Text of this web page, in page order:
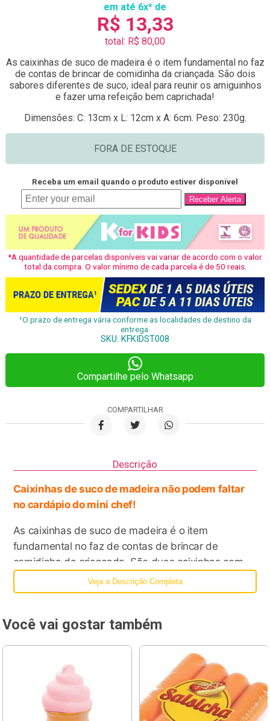
em até 6x* de
R$ 13,33
total: R$ 80,00
As caixinhas de suco de madeira é o item fundamental no faz
de contas de brincar de comidinha da criançada. São dois
sabores diferentes de suco, ideal para reunir os amiguinhos
e fazer uma refeição bem caprichada!
Dimensões: C: 13cm x L: 12cm x A: 6cm. Peso: 230g.
FORA DE ESTOQUE
Receba um email quando o produto estiver disponível
Receber Alerta
*A quantidade de parcelas disponíveis vai variar de acordo com o valor
total da compra. O valor mínimo de cada parcela é de 50 reais.
¹O prazo de entrega vária conforme as localidades de destino da
entrega.
SKU: KFKIDST008
Compartilhe pelo Whatsapp
COMPARTILHAR
Descrição
Caixinhas de suco de madeira não podem faltar
no cardápio do mini chef!
As caixinhas de suco de madeira é o item
fundamental no faz de contas de brincar de
comidinha da criançada. São duas caixinhas com
sabores diferentes de suco, ideal para reunir os
amiguinhos e fazer uma refeição bem caprichada!
Você pode juntar as caixinhas de suco de madeira e
fazer um lanche ou piquenique delicioso junto com a
criançada. Além de se divertir com as caixinhas de
suco de madeira, seu/sua filho (a) vai despertar o
interesse por uma alimentação diferenciada e mais
saudável!
Veja a Descrição Completa
Você vai gostar também